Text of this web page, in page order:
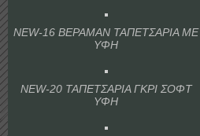
NEW-16 ΒΕΡΑΜΑΝ ΤΑΠΕΤΣΑΡΙΑ ΜΕ
ΥΦΗ
NEW-20 ΤΑΠΕΤΣΑΡΙΑ ΓΚΡΙ ΣΟΦΤ
ΥΦΗ